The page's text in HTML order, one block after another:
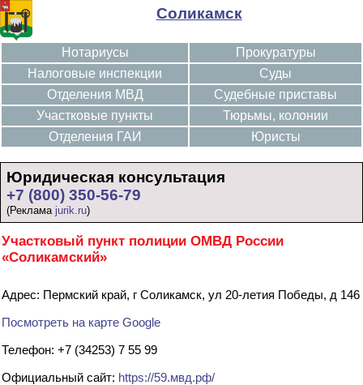
Соликамск
Нотариусы
Налоговые инспекции
Отделения МВД
Участковые пункты
Отделения ГАИ
Прокуратуры
Суды
Судебные приставы
Тюрьмы, колонии
Юристы
Юридическая консультация
+7 (800) 350-56-79
(Реклама jurik.ru)
Участковый пункт полиции ОМВД России
«Соликамский»
Адрес: Пермский край, г Соликамск, ул 20-летия Победы, д 146
Посмотреть на карте Google
Телефон: +7 (34253) 7 55 99
Официальный сайт: https://59.мвд.рф/